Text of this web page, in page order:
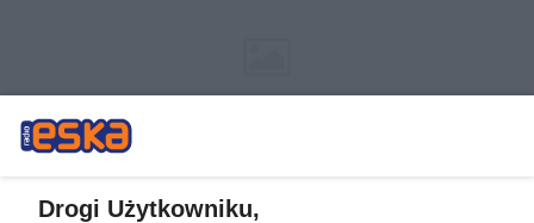
Drogi Użytkowniku,